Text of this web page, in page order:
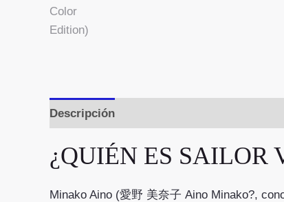
Descripción
¿QUIÉN ES SAILOR
Minako Aino (愛野 美奈子 Aino Minako?,